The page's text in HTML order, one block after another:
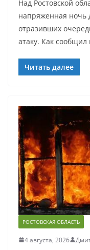
Над Ростовской
напряженная ночь
отразивших
атаку. Как сообщил
Читать далее
РОСТОВСКАЯ ОБЛАСТЬ
4 августа, 2026